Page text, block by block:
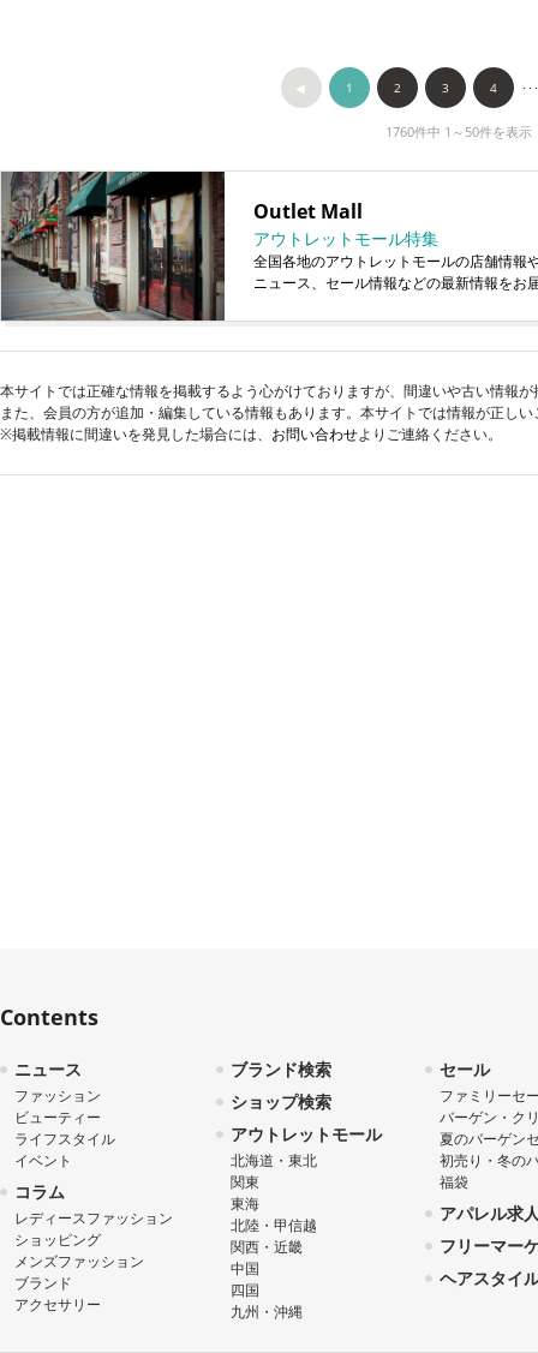
◀︎ 1 2 3 4 ･･･
1760件中 1～50件を表示
Outlet Mall
アウトレットモール特集
全国各地のアウトレットモールの店舗情報
ニュース、セール情報などの最新情報をお
本サイトでは正確な情報を掲載するよう心がけておりますが、間違いや古い情報
また、会員の方が追加・編集している情報もあります。本サイトでは情報が正し
※掲載情報に間違いを発見した場合には、 お問い合わせよりご連絡ください。
Contents
ニュース
ファッション
ビューティー
ライフスタイル
イベント
コラム
レディースファッション
ショッピング
メンズファッション
ブランド
アクセサリー
ブランド検索
ショップ検索
アウトレットモール
北海道・東北
関東
東海
北陸・甲信越
関西・近畿
中国
四国
九州・沖縄
セール
ファミリーセ
バーゲン・ク
夏のバーゲン
初売り・冬の
福袋
アパレル求
フリーマー
ヘアスタイ